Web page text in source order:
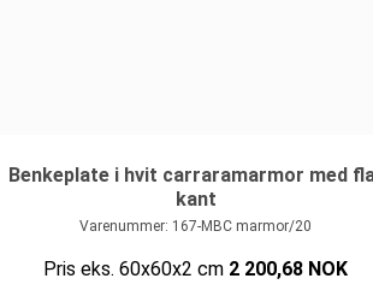
Benkeplate i hvit carraramarmor med
kant
Varenummer: 167-MBC marmor/20
Pris eks. 60x60x2 cm 2 200,68 NOK